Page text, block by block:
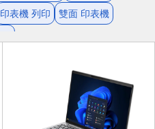
印表機 列印
雙面 印表機